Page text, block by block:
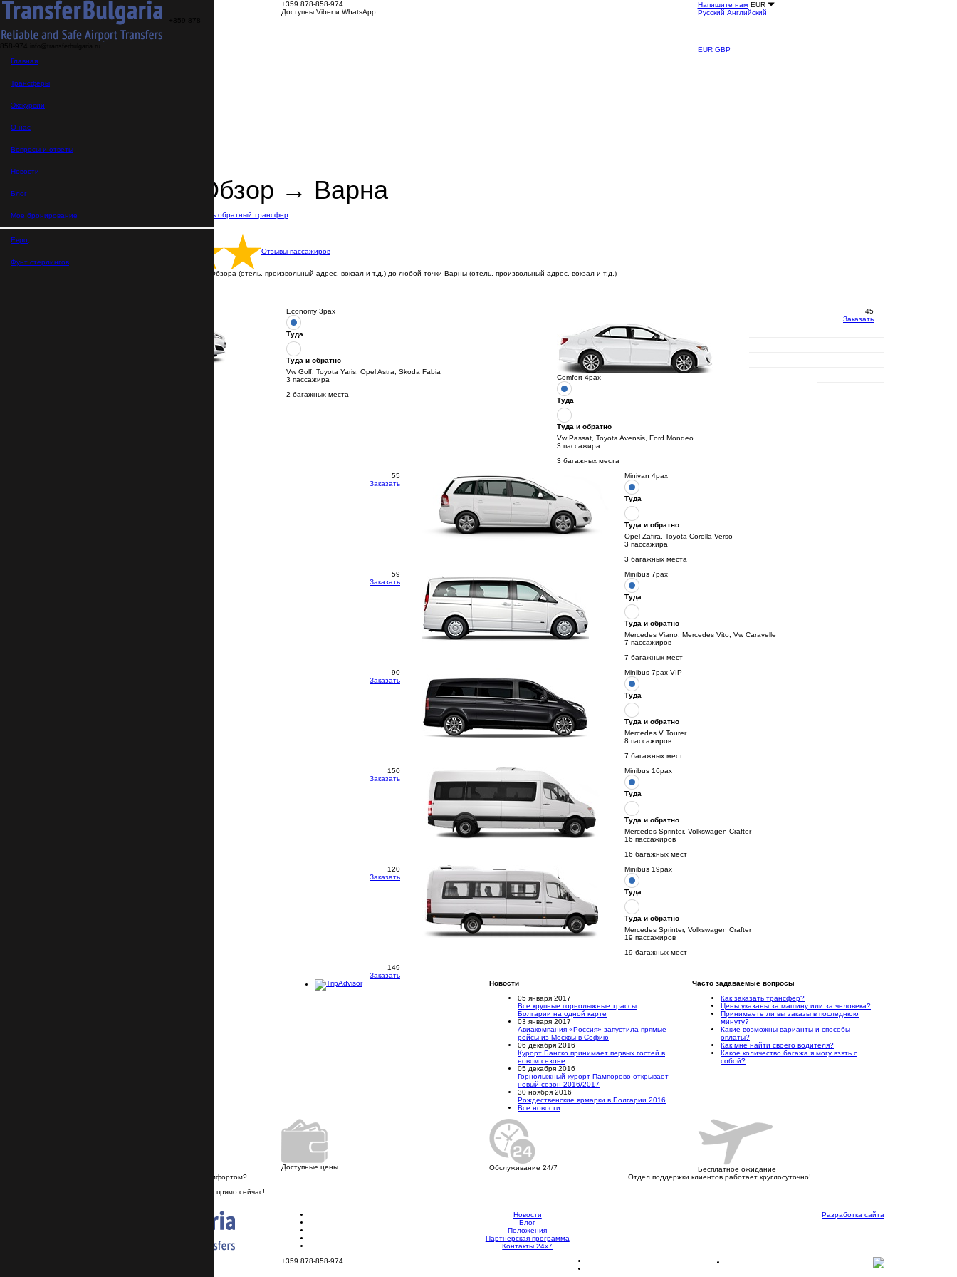
+359 878-
858-974
Главная
Трансферы
Экскурсии
О нас
Вопросы и ответы
Новости
Блог
Мое бронирование
Евро,
Фунт стерлингов,
+359 878-858-974
Доступны Viber и WhatsApp
Напишите нам EUR
Русский Английский
EUR GBP
Трансфер Обзор → Варна
В пути: 1 час
Показать обратный трансфер
Русскоговорящие водители
Отзывы пассажиров
Трансфер выполняется от любой точки Обзора (отель, произвольный адрес, вокзал и т.д.) до любой точки Варны (отель, произвольный адрес, вокзал и т.д.)
Economy 3pax
Туда
Туда и обратно
Vw Golf, Toyota Yaris, Opel Astra, Skoda Fabia
3 пассажира
2 багажных места
45
Заказать
Comfort 4pax
Туда
Туда и обратно
Vw Passat, Toyota Avensis, Ford Mondeo
3 пассажира
3 багажных места
55
Заказать
Minivan 4pax
Туда
Туда и обратно
Opel Zafira, Toyota Corolla Verso
3 пассажира
3 багажных места
59
Заказать
Minibus 7pax
Туда
Туда и обратно
Mercedes Viano, Mercedes Vito, Vw Caravelle
7 пассажиров
7 багажных мест
90
Заказать
Minibus 7pax VIP
Туда
Туда и обратно
Mercedes V Tourer
8 пассажиров
7 багажных мест
150
Заказать
Minibus 16pax
Туда
Туда и обратно
Mercedes Sprinter, Volkswagen Crafter
16 пассажиров
16 багажных мест
120
Заказать
Minibus 19pax
Туда
Туда и обратно
Mercedes Sprinter, Volkswagen Crafter
19 пассажиров
19 багажных мест
149
Заказать
Новости
05 января 2017
Все крупные горнолыжные трассы
Болгарии на одной карте
03 января 2017
Авиакомпания «Россия» запустила прямые
рейсы из Москвы в Софию
06 декабря 2016
Курорт Банско принимает первых гостей в
новом сезоне
05 декабря 2016
Горнолыжный курорт Пампорово открывает
новый сезон 2016/2017
30 ноября 2016
Рождественские ярмарки в Болгарии 2016
Все новости
Часто задаваемые вопросы
Как заказать трансфер?
Цены указаны за машину или за человека?
Принимаете ли вы заказы в последнюю
минуту?
Какие возможны варианты и способы
оплаты?
Как мне найти своего водителя?
Какое количество багажа я могу взять с
собой?
Доступные цены Обслуживание 24/7
Бесплатное ожидание
Хотите путешествовать недорого и с комфортом?
Если да, то заказывайте трансфер у нас прямо сейчас!
Отдел поддержки клиентов работает круглосуточно!
Новости
Блог
Положения
Партнерская программа
Контакты 24х7
Разработка сайта
+359 878-858-974